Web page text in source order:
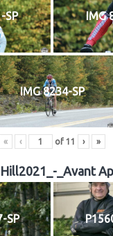
SP IMG
IMG 8234-SP
« ‹ of 11 › »
_Avant
SP